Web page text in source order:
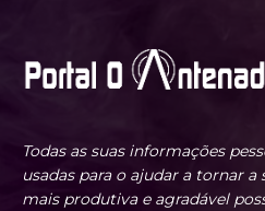
Todas as suas informações
usadas para o ajudar a tornar
mais produtiva e agradável